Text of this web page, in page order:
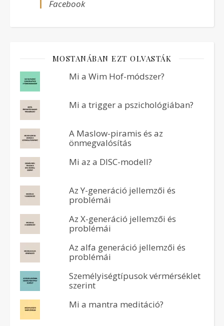
Facebook
MOSTANÁBAN EZT OLVASTÁK
Mi a Wim Hof-módszer?
Mi a trigger a pszichológiában?
A Maslow-piramis és az
önmegvalósítás
Mi az a DISC-modell?
Az Y-generáció jellemzői és
problémái
Az X-generáció jellemzői és
problémái
Az alfa generáció jellemzői és
problémái
Személyiségtípusok vérmérséklet
szerint
Mi a mantra meditáció?